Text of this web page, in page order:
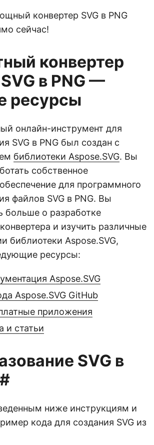
конвертер SVG в PNG
сейчас!
конвертер
в PNG —
ресурсы
онлайн-инструмент для
SVG в PNG был создан с
библиотеки Aspose.SVG. Вы
собственное
для программного
файлов SVG в PNG. Вы
больше о разработке
и изучить различные
библиотеки Aspose.SVG,
ресурсы:
Aspose.SVG
Aspose.SVG GitHub
приложения
и статьи
SVG в
ниже инструкциям и
кода для создания SVG из